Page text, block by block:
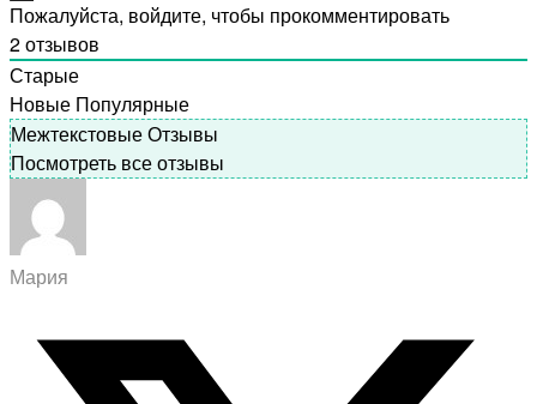
Пожалуйста, войдите, чтобы прокомментировать
2отзывов
Старые
Новые Популярные
Межтекстовые Отзывы
Посмотреть все отзывы
Мария